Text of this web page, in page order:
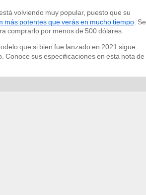
volviendo muy popular, puesto que su
más potentes que verás en mucho tiempo . Se
comprarlo por menos de 500 dólares.
que si bien fue lanzado en 2021 sigue
Conoce sus especificaciones en esta nota de